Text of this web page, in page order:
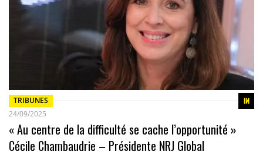
TRIBUNES
24/09/2025
« Au centre de la difficulté se cache l’opportunité »
Cécile Chambaudrie – Présidente NRJ Global